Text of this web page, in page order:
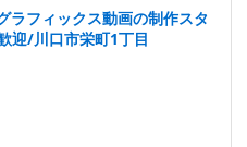
ラフィックス動画の制作スタ
迎/川口市栄町1丁目